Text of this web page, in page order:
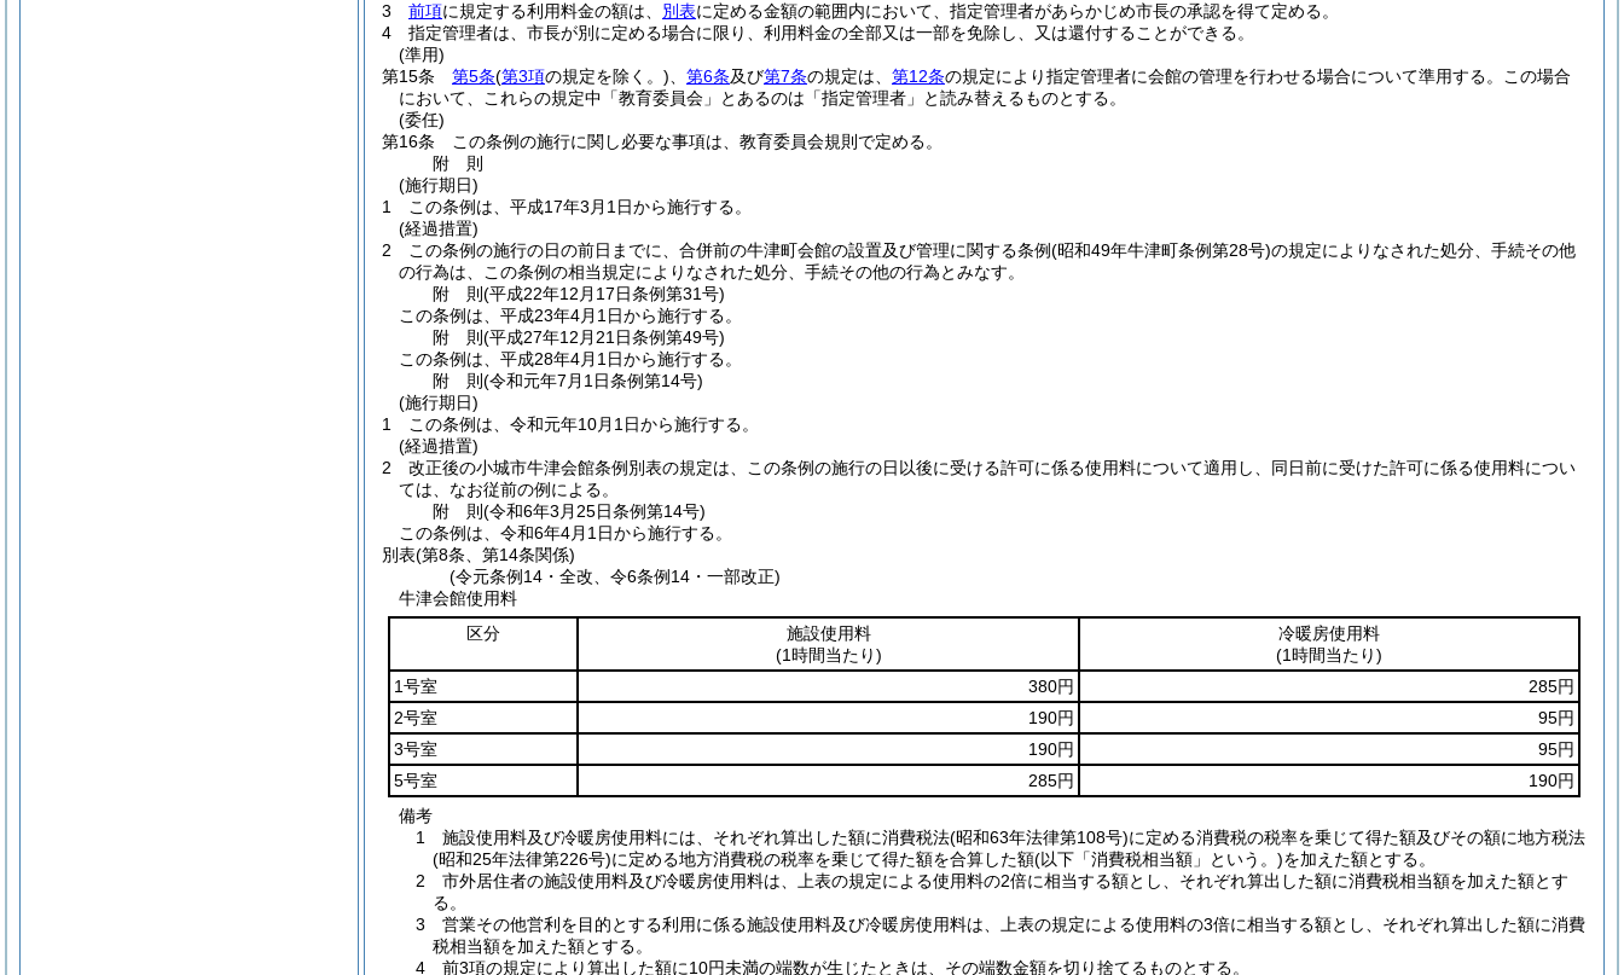
3
前項に規定する利用料金の額は、 別表に定める金額の範囲内において、指定管理者があらかじめ市長の承認を得て定める。
4
指定管理者は、市長が別に定める場合に限り、利用料金の全部又は一部を免除し、又は還付することができる。
(準用)
第15条
第5条(第3項の規定を除く。) 第6条及び第7条の規定は、 第12条の規定により指定管理者に会館の管理を行わせる場合について準用する。
この場合
において、これらの規定中「教育委員会」とあるのは「指定管理者」と読み替えるものとする。
(委任)
第16条
この条例の施行に関し必要な事項は、教育委員会規則で定める。
附 則
(施行期日)
1
この条例は、平成17年3月1日から施行する。
(経過措置)
2
この条例の施行の日の前日までに、合併前の牛津町会館の設置及び管理に関する条例(昭和49年牛津町条例第28号)の規定によりなされた処分、手続その他
の行為は、この条例の相当規定によりなされた処分、手続その他の行為とみなす。
附 則(平成22年12月17日条例第31号)
この条例は、平成23年4月1日から施行する。
附 則(平成27年12月21日条例第49号)
この条例は、平成28年4月1日から施行する。
附 則(令和元年7月1日条例第14号)
(施行期日)
1
この条例は、令和元年10月1日から施行する。
(経過措置)
2
改正後の小城市牛津会館条例別表の規定は、この条例の施行の日以後に受ける許可に係る使用料について適用し、同日前に受けた許可に係る使用料につい
ては、なお従前の例による。
附 則(令和6年3月25日条例第14号)
この条例は、令和6年4月1日から施行する。
別表(第8条、第14条関係)
(令元条例14・全改、令6条例14・一部改正)
牛津会館使用料
区分
施設使用料
(1時間当たり)
冷暖房使用料
(1時間当たり)
1号室
380円
285円
2号室
190円
95円
3号室
190円
95円
5号室
285円
190円
備考
1 施設使用料及び冷暖房使用料には、それぞれ算出した額に消費税法(昭和63年法律第108号)に定める消費税の税率を乗じて得た額及びその額に地方税法
(昭和25年法律第226号)に定める地方消費税の税率を乗じて得た額を合算した額(以下「消費税相当額」という。)を加えた額とする。
2 市外居住者の施設使用料及び冷暖房使用料は、上表の規定による使用料の2倍に相当する額とし、それぞれ算出した額に消費税相当額を加えた額とす
る。
3 営業その他営利を目的とする利用に係る施設使用料及び冷暖房使用料は、上表の規定による使用料の3倍に相当する額とし、それぞれ算出した額に消費
税相当額を加えた額とする。
4 前3項の規定により算出した額に10円未満の端数が生じたときは、その端数金額を切り捨てるものとする。